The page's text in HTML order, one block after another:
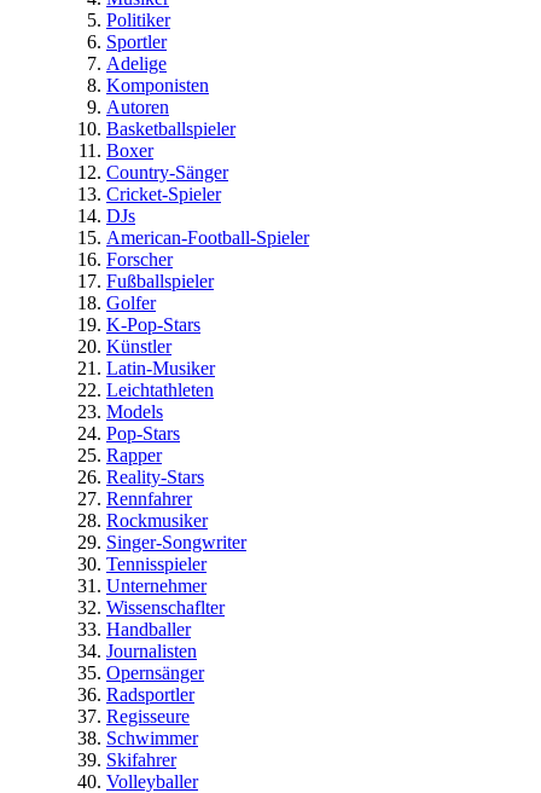
Politiker
Sportler
Adelige
Komponisten
Autoren
Basketballspieler
Boxer
Country-Sänger
Cricket-Spieler
DJs
American-Football-Spieler
Forscher
Fußballspieler
Golfer
K-Pop-Stars
Künstler
Latin-Musiker
Leichtathleten
Models
Pop-Stars
Rapper
Reality-Stars
Rennfahrer
Rockmusiker
Singer-Songwriter
Tennisspieler
Unternehmer
Wissenschaflter
Handballer
Journalisten
Opernsänger
Radsportler
Regisseure
Schwimmer
Skifahrer
Volleyballer